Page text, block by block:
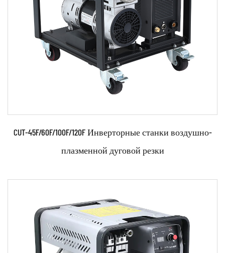
Параметры:
CUT-45F/60F/100F/120F Инверторные станки воздушно-
плазменной дуговой резки